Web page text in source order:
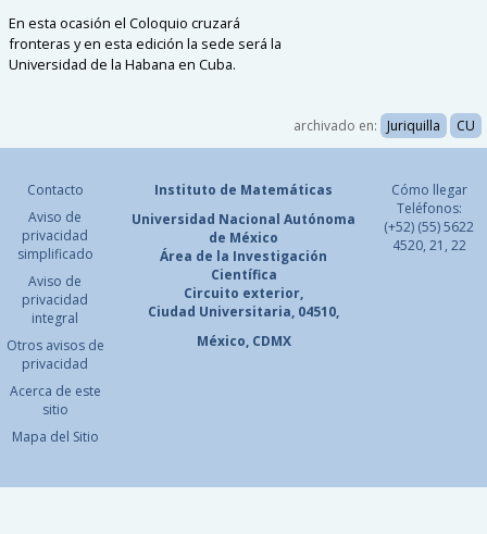
En esta ocasión el Coloquio cruzará
fronteras y en esta edición la sede será la
Universidad de la Habana en Cuba.
archivado en: Juriquilla CU
Contacto
Aviso de
privacidad
simplificado
Aviso de
privacidad
integral
Otros avisos de
privacidad
Acerca de este
sitio
Mapa del Sitio
Instituto de Matemáticas
Universidad Nacional Autónoma
de México
Área de la Investigación
Científica
Circuito exterior,
Ciudad Universitaria, 04510,
México, CDMX
Cómo llegar
Teléfonos:
(+52) (55) 5622
4520, 21, 22